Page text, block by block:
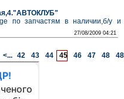
по запчастям в наличии,б/у и
27/08/2009 04:21
<... 42 43 44 45 46 47 48 48